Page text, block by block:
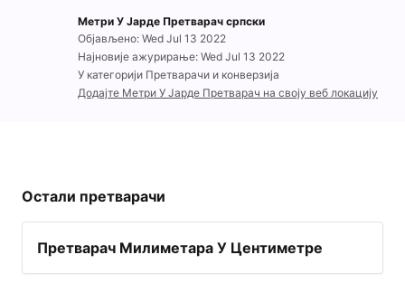
Метри У Јарде Претварач српски
Објављено: Wed Jul 13 2022
Најновије ажурирање: Wed Jul 13 2022
У категорији Претварачи и конверзија
Додајте Метри У Јарде Претварач на своју веб локацију
Остали претварачи
Претварач Милиметара У Центиметре